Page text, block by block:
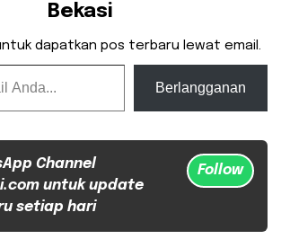
Bekasi
dapatkan pos terbaru lewat email.
Berlangganan
Channel
untuk update
setiap hari
Follow